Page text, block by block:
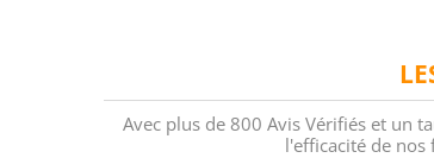
Avec plus de 800 Avis Vérifiés et un
l'efficacité de